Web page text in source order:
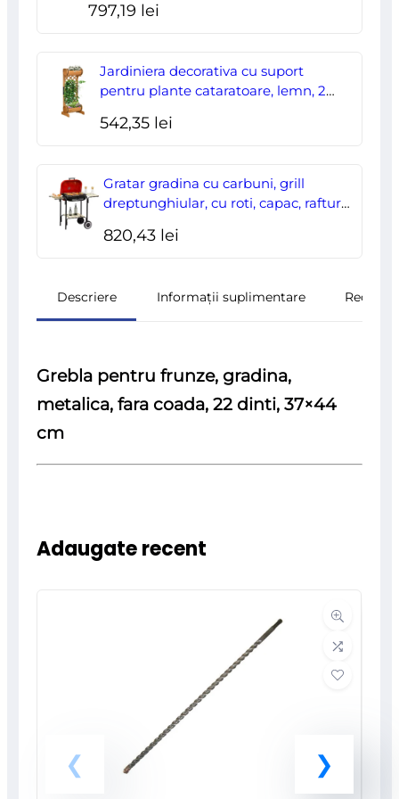
2.95×2.95×2.55 m
797,19 lei
Jardiniera decorativa cu suport
pentru plante cataratoare, lemn, 2
542,35 lei
Gratar gradina cu carbuni, grill
dreptunghiular, cu roti, capac, rafturi,
820,43 lei
Descriere Informații suplimentare
Grebla pentru frunze, gradina,
metalica, fara coada, 22 dinti, 37×44
cm
Adaugate recent